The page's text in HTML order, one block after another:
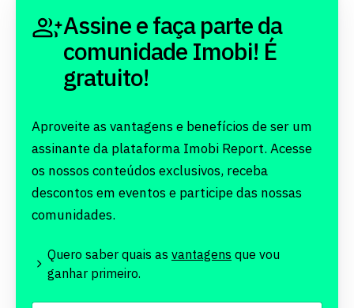
Assine e faça parte da
comunidade Imobi! É
gratuito!
Aproveite as vantagens e benefícios de ser um
assinante da plataforma Imobi Report. Acesse
os nossos conteúdos exclusivos, receba
descontos em eventos e participe das nossas
comunidades.
Quero saber quais as vantagens que vou
ganhar primeiro.